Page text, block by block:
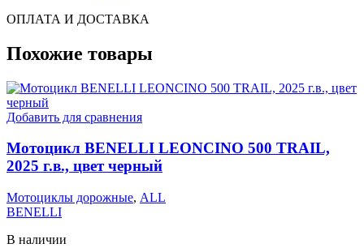
ОПЛАТА И ДОСТАВКА
Похожие товары
Добавить для сравнения
Мотоцикл BENELLI LEONCINO 500 TRAIL,
2025 г.в., цвет черный
Мотоциклы дорожные, ALL
BENELLI
В наличии